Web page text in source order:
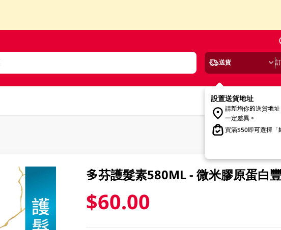
送貨
設置送貨地址
請新增你的送貨地
一定差異。
買滿$50即可選擇「
多芬護髮素580ML - 微米膠原蛋白
$60.00